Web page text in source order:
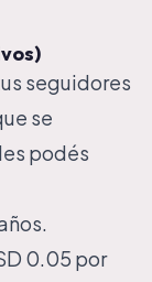
seguidores
se
podés
0.05 por